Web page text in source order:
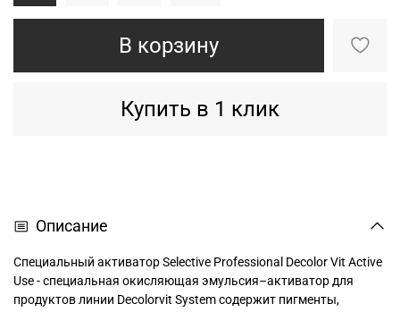
В корзину
Купить в 1 клик
Описание
Специальный активатор Selective Professional Decolor Vit Active
Use - cпециальная окисляющая эмульсия–активатор для
продуктов линии Decolorvit System содержит пигменты,